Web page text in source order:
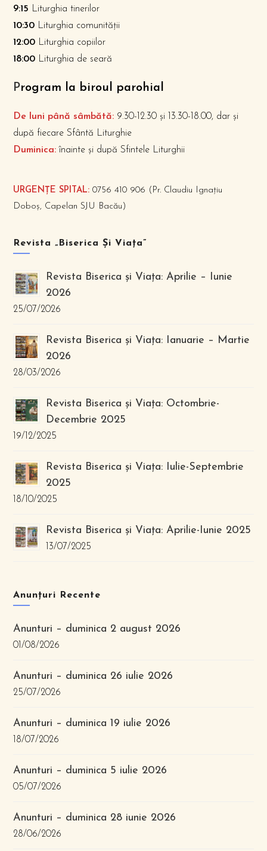
9:15 Liturghia tinerilor
10:30 Liturghia comunității
12:00 Liturghia copiilor
18:00 Liturghia de seară
Program la biroul parohial
De luni până sâmbătă: 9.30-12.30 și 13.30-18.00, dar și
după fiecare Sfântă Liturghie
Duminica: înainte și după Sfintele Liturghii
URGENȚE SPITAL: 0756 410 906 (Pr. Claudiu Ignațiu
Doboș, Capelan SJU Bacău)
Revista „Biserica Și Viața”
Revista Biserica și Viața: Aprilie – Iunie
2026
25/07/2026
Revista Biserica și Viața: Ianuarie – Martie
2026
28/03/2026
Revista Biserica și Viața: Octombrie-
Decembrie 2025
19/12/2025
Revista Biserica și Viața: Iulie-Septembrie
2025
18/10/2025
Revista Biserica și Viața: Aprilie-Iunie 2025
13/07/2025
Anunțuri Recente
Anunturi – duminica 2 august 2026
01/08/2026
Anunturi – duminica 26 iulie 2026
25/07/2026
Anunturi – duminica 19 iulie 2026
18/07/2026
Anunturi – duminica 5 iulie 2026
05/07/2026
Anunturi – duminica 28 iunie 2026
28/06/2026